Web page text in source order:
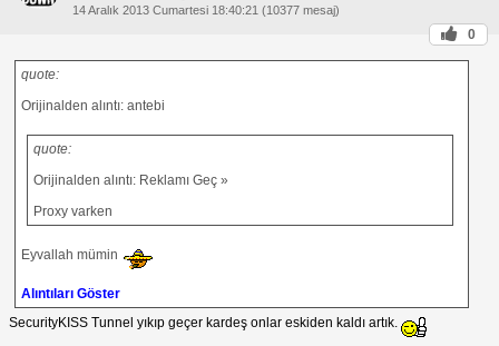
14 Aralık 2013 Cumartesi 18:40:21 (10377 mesaj)
0
quote:
Orijinalden alıntı: antebi
quote:
Orijinalden alıntı: Reklamı Geç »
Proxy varken
Eyvallah mümin
Alıntıları Göster
SecurityKISS Tunnel yıkıp geçer kardeş onlar eskiden kaldı artık.